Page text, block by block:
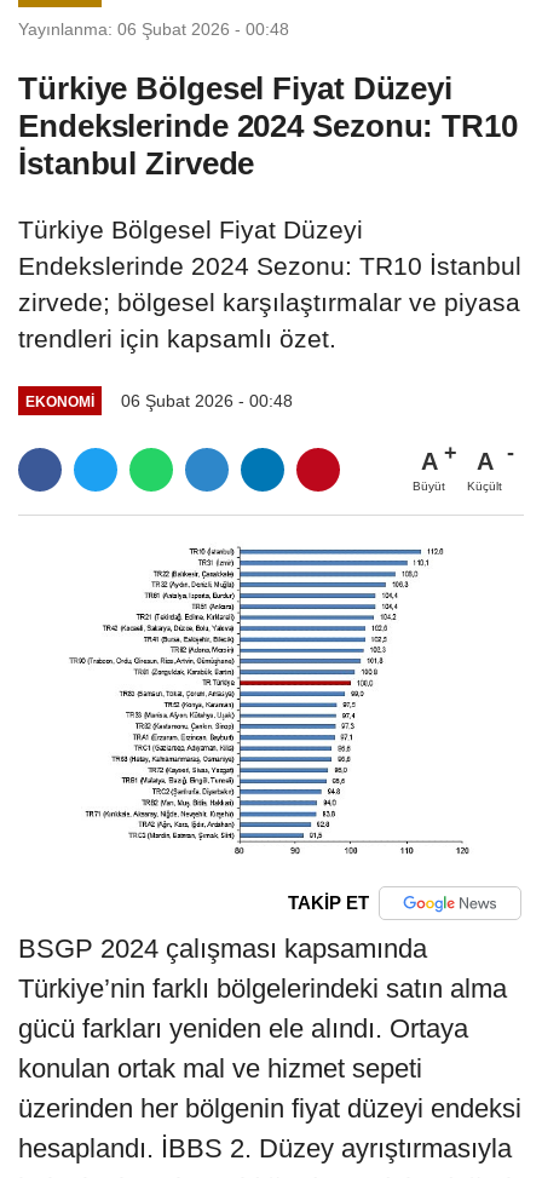
Yayınlanma: 06 Şubat 2026 - 00:48
Türkiye Bölgesel Fiyat Düzeyi
Endekslerinde 2024 Sezonu: TR10
İstanbul Zirvede
Türkiye Bölgesel Fiyat Düzeyi
Endekslerinde 2024 Sezonu: TR10 İstanbul
zirvede; bölgesel karşılaştırmalar ve piyasa
trendleri için kapsamlı özet.
EKONOMI 06 Şubat 2026 - 00:48
A
Büyüt
A
Küçült
TAKİP ET
BSGP 2024 çalışması kapsamında
Türkiye’nin farklı bölgelerindeki satın alma
gücü farkları yeniden ele alındı. Ortaya
konulan ortak mal ve hizmet sepeti
üzerinden her bölgenin fiyat düzeyi endeksi
hesaplandı. İBBS 2. Düzey ayrıştırmasıyla